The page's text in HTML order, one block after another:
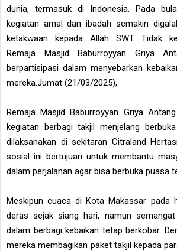
dunia, termasuk di Indonesia. Pada
kegiatan amal dan ibadah semakin
ketakwaan kepada Allah SWT. Tidak
Remaja Masjid Baburroyyan Griya
berpartisipasi dalam menyebarkan
mereka.Jumat (21/03/2025),
Remaja Masjid Baburroyyan Griya
kegiatan berbagi takjil menjelang
dilaksanakan di sekitaran Citraland
sosial ini bertujuan untuk membantu
dalam perjalanan agar bisa berbuka puasa
Meskipun cuaca di Kota Makassar pada
deras sejak siang hari, namun
dalam berbagi kebaikan tetap berkobar.
mereka membagikan paket takjil kepada